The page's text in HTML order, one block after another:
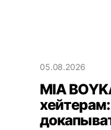
05.08.2026
MIA